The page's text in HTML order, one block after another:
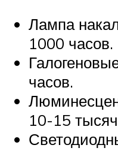
Лампа
1000 часов.
часов.
10-15